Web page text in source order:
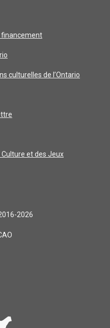
financement
culturelles de l’Ontario
et des Jeux
2026